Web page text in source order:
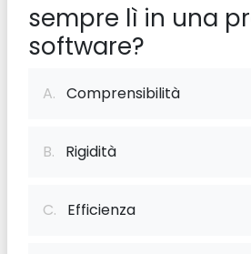
sempre lì in una
software?
A. Comprensibilità
B. Rigidità
C. Efficienza